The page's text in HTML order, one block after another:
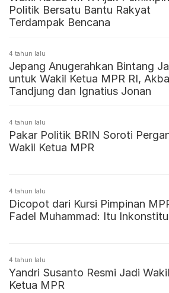
Politik Bersatu Bantu Rakyat
Terdampak Bencana
4 tahun lalu
Jepang Anugerahkan Bintang
untuk Wakil Ketua MPR RI,
Tandjung dan Ignatius Jonan
4 tahun lalu
Pakar Politik BRIN Soroti
Wakil Ketua MPR
4 tahun lalu
Dicopot dari Kursi Pimpinan
Fadel Muhammad: Itu
4 tahun lalu
Yandri Susanto Resmi Jadi Wakil
Ketua MPR